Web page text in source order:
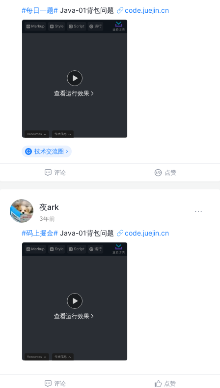
#每日一题# Java-01背包问题 code.juejin.cn
查看运行效果
技术交流圈
评论 点赞
夜ark
3年前
#码上掘金# Java-01背包问题 code.juejin.cn
查看运行效果
评论 点赞